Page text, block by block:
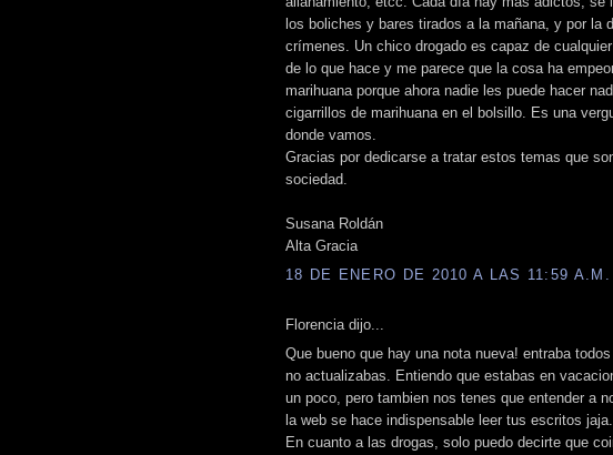
los boliches y bares tirados a la mañana, y por la
crímenes. Un chico drogado es capaz de
de lo que hace y me parece que la cosa ha
marihuana porque ahora nadie les puede hacer
cigarrillos de marihuana en el bolsillo. Es una
donde vamos.
Gracias por dedicarse a tratar estos temas que
sociedad.
Susana Roldán
Alta Gracia
18 DE ENERO DE 2010 A LAS 11:59 A.M.
Florencia dijo...
Que bueno que hay una nota nueva! entraba
no actualizabas. Entiendo que estabas en
un poco, pero tambien nos tenes que entender a
la web se hace indispensable leer tus escritos jaja.
En cuanto a las drogas, solo puedo decirte que